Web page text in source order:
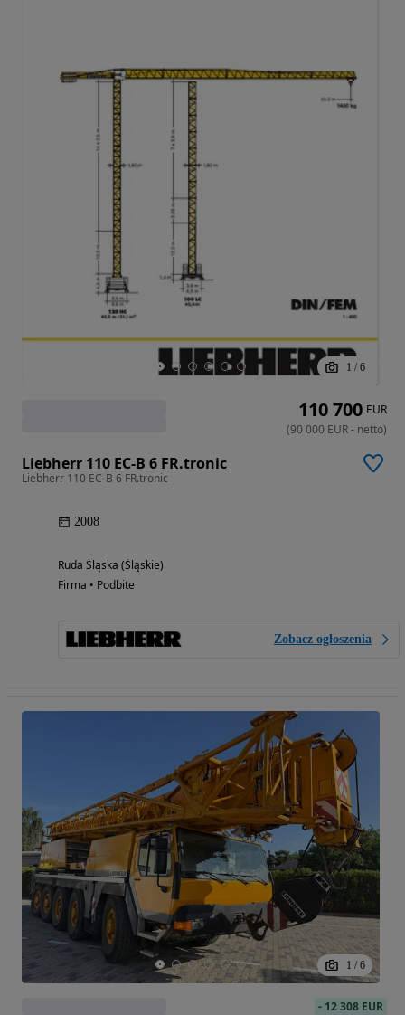
1 / 6
Liebherr 110 EC-B 6 FR.tronic
Liebherr 110 EC-B 6 FR.tronic
2008
Ruda Śląska (Śląskie)
Firma • Podbite
Zobacz ogłoszenia
110 700 EUR
(90 000 EUR- netto)
1 / 6
- 12 308 EUR